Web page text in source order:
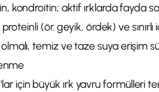
kondroitin; aktif ırklarda fayda
(ör. geyik, ördek) ve
temiz ve taze suya erişim
için büyük ırk yavru formülleri